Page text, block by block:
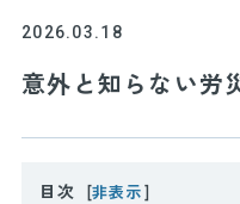
2026.03.18
意外と知らない労
目次 [非表示]